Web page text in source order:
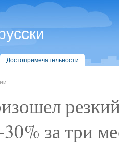
Достопримечательности
за три